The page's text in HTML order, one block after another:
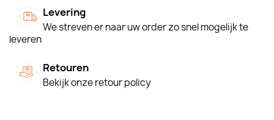
Levering
We streven er naar uw order zo snel mogelijk te
leveren
Retouren
Bekijk onze retour policy